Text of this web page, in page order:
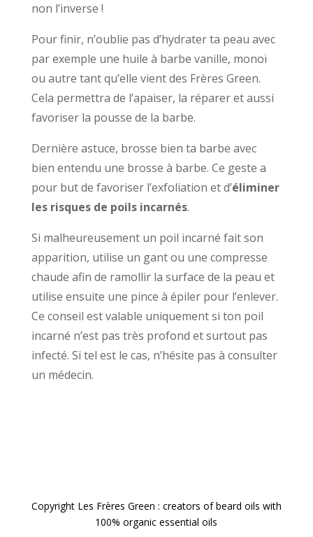
non l’inverse !
Pour finir, n’oublie pas d’hydrater ta peau avec
par exemple une huile à barbe vanille, monoï
ou autre tant qu’elle vient des Frères Green.
Cela permettra de l’apaiser, la réparer et aussi
favoriser la pousse de la barbe.
Dernière astuce, brosse bien ta barbe avec
bien entendu une brosse à barbe. Ce geste a
pour but de favoriser l’exfoliation et d’éliminer
les risques de poils incarnés.
Si malheureusement un poil incarné fait son
apparition, utilise un gant ou une compresse
chaude afin de ramollir la surface de la peau et
utilise ensuite une pince à épiler pour l’enlever.
Ce conseil est valable uniquement si ton poil
incarné n’est pas très profond et surtout pas
infecté. Si tel est le cas, n’hésite pas à consulter
un médecin.
Copyright Les Frères Green : creators of beard oils with
100% organic essential oils